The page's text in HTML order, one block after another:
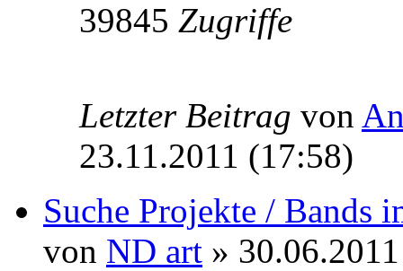
39845 Zugriffe
Letzter Beitrag von
23.11.2011 (17:58)
Suche Projekte / Bands
von ND art »